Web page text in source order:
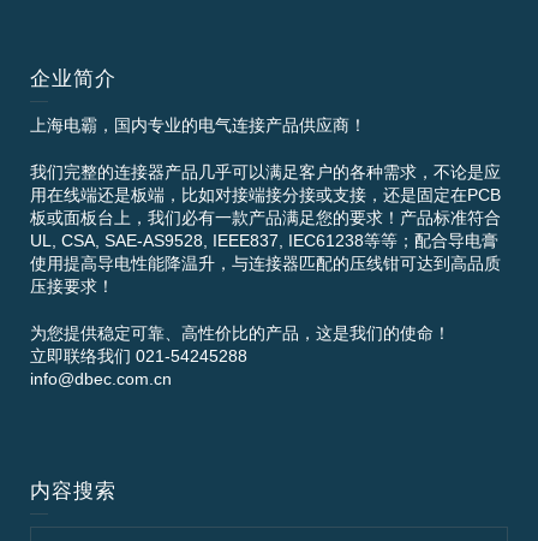
企业简介
上海电霸，国内专业的电气连接产品供应商！
我们完整的连接器产品几乎可以满足客户的各种需求，不论是应
用在线端还是板端，比如对接端接分接或支接，还是固定在PCB
板或面板台上，我们必有一款产品满足您的要求！产品标准符合
UL, CSA, SAE-AS9528, IEEE837, IEC61238等等；配合导电膏
使用提高导电性能降温升，与连接器匹配的压线钳可达到高品质
压接要求！
为您提供稳定可靠、高性价比的产品，这是我们的使命！
立即联络我们 021-54245288
info@dbec.com.cn
内容搜索